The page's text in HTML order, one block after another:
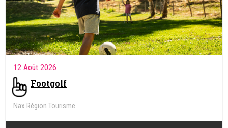
12 Août 2026
Footgolf
Nax Région Tourisme